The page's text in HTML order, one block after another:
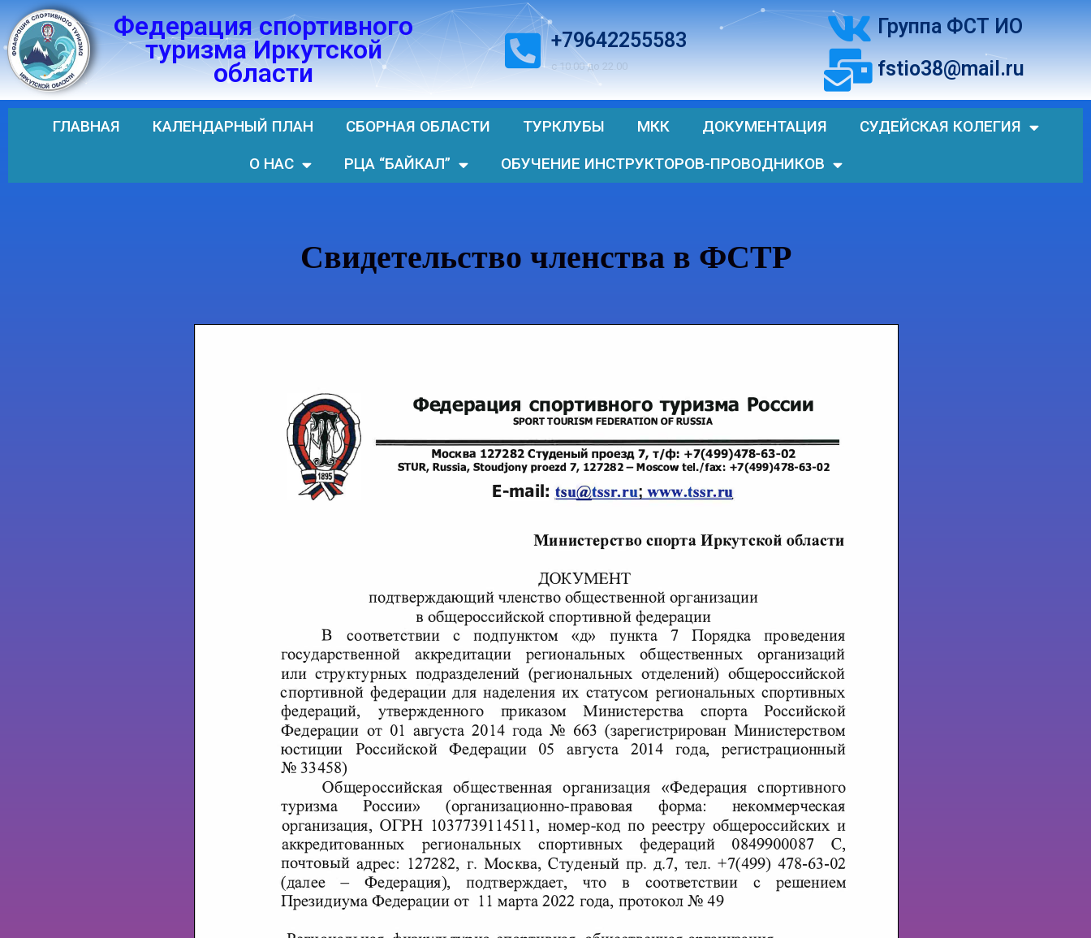
Перейти
к
содержимому
Федерация спортивного
туризма Иркутской
области
+79642255583
с 10.00 до 22.00
Группа ФСТ ИО
fstio38@mail.ru
ГЛАВНАЯ КАЛЕНДАРНЫЙ ПЛАН СБОРНАЯ ОБЛАСТИ ТУРКЛУБЫ МКК ДОКУМЕНТАЦИЯ
СУДЕЙСКАЯ КОЛЕГИЯ
О НАС
РЦА “БАЙКАЛ” ОБУЧЕНИЕ ИНСТРУКТОРОВ-ПРОВОДНИКОВ
Свидетельство членства в ФСТР